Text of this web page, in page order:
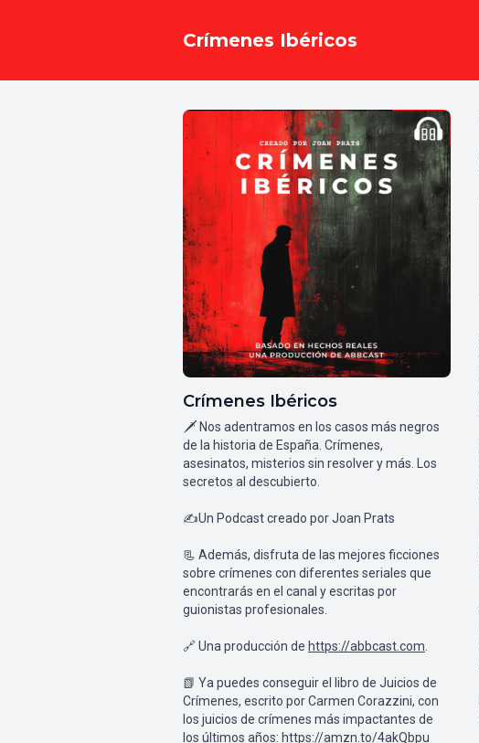
Crímenes Ibéricos
Crímenes Ibéricos
🗡️ Nos adentramos en los casos más negros
de la historia de España. Crímenes,
asesinatos, misterios sin resolver y más. Los
secretos al descubierto.
✍Un Podcast creado por Joan Prats
📃 Además, disfruta de las mejores ficciones
sobre crímenes con diferentes seriales que
encontrarás en el canal y escritas por
guionistas profesionales.
🔗 Una producción de https://abbcast.com.
📗 Ya puedes conseguir el libro de Juicios de
Crímenes, escrito por Carmen Corazzini, con
los juicios de crímenes más impactantes de
los últimos años: https://amzn.to/4akQbpu